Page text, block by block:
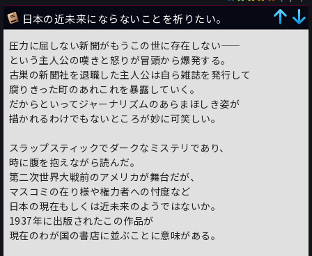
日本の近未来にならないことを祈りたい。
圧力に屈しない新聞がもうこの世に存在しない――
という主人公の嘆きと怒りが冒頭から爆発する。
古巣の新聞社を退職した主人公は自ら雑誌を発行して
腐りきった町のあれこれを暴露していく。
だからといってジャーナリズムのあらまほしき姿が
描かれるわけでもないところが妙に可笑しい。
スラップスティックでダークなミステリであり、
時に腹を抱えながら読んだ。
第二次世界大戦前のアメリカが舞台だが、
マスコミの在り様や権力者への忖度など
日本の現在もしくは近未来のようではないか。
1937年に出版されたこの作品が
現在のわが国の書店に並ぶことに意味がある。